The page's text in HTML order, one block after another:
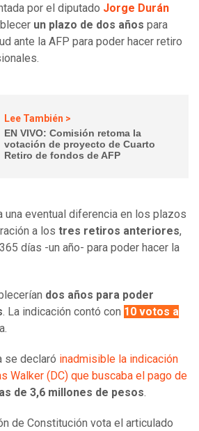
por el diputado Jorge Durán
un plazo de dos años para
ante la AFP para poder hacer retiro
Lee También >
EN VIVO: Comisión retoma la
votación de proyecto de Cuarto
Retiro de fondos de AFP
una eventual diferencia en los plazos
a los tres retiros anteriores,
días -un año- para poder hacer la
dos años para poder
. La indicación contó con 10 votos a
se declaró inadmisible la indicación
Walker (DC) que buscaba el pago de
de 3,6 millones de pesos.
de Constitución vota el articulado